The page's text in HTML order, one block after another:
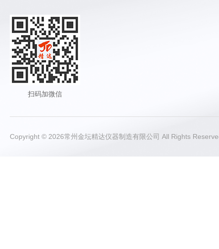
扫码加微信
Copyright © 2026常州金坛精达仪器制造有限公司 All Rights